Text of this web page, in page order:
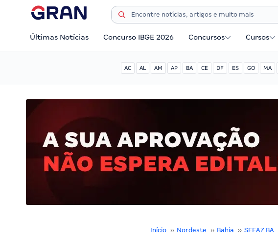
Últimas Notícias Concurso IBGE 2026 Concursos Cursos
AC AL AM AP BA CE DF ES GO MA
Início ›› Nordeste ›› Bahia ›› SEFAZ BA